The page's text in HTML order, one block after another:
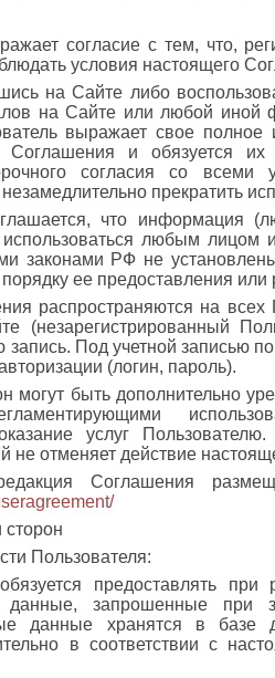
согласие с тем, что,
условия настоящего
на Сайте либо
на Сайте или любой иной
выражает свое полное
Соглашения и обязуется
согласия со
незамедлительно прекратить
что информация
любым лицом
законами РФ не
ее предоставления или
распространяются на
(незарегистрированный
Под учетной записью
(логин, пароль).
могут быть дополнительно
услуг
не отменяет действие
Соглашения
сторон
Пользователя:
предоставлять
данные, запрошенные при
данные хранятся в базе
в соответствии с